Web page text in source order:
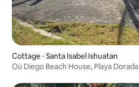
Cottage ⋅ Santa Isabel Ishuatan
Où Diego Beach House, Playa Dorada